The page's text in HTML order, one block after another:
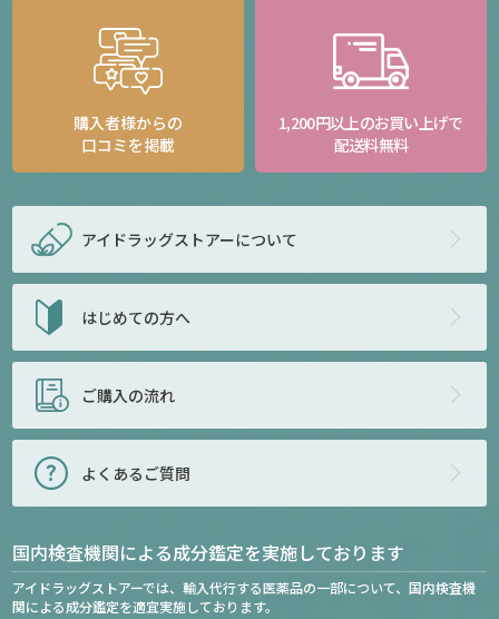
購入者様からの
口コミを掲載
1,200円以上のお買い上げで
配送料無料
アイドラッグストアーについて
はじめての方へ
ご購入の流れ
よくあるご質問
国内検査機関による成分鑑定を実施しております
アイドラッグストアーでは、輸入代行する医薬品の一部について、国内検査機
関による成分鑑定を適宜実施しております。